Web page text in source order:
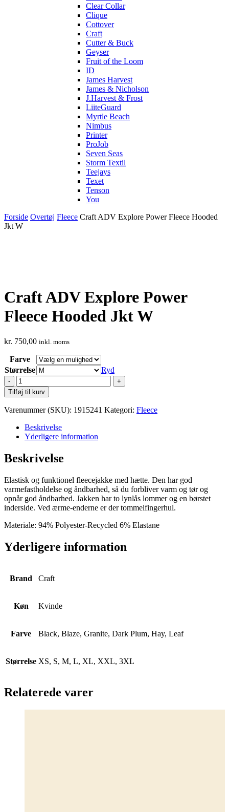
Clear Collar
Clique
Cottover
Craft
Cutter & Buck
Geyser
Fruit of the Loom
ID
James Harvest
James & Nicholson
J.Harvest & Frost
LiiteGuard
Myrtle Beach
Nimbus
Printer
ProJob
Seven Seas
Storm Textil
Teejays
Texet
Tenson
You
Forside Overtøj Fleece Craft ADV Explore Power Fleece Hooded
Jkt W
Craft ADV Explore Power
Fleece Hooded Jkt W
kr. 750,00 inkl. moms
Farve
Størrelse
Ryd
Craft
ADV
Explore
Power
Hooded
Jkt
antal
Tilføj til kurv
Varenummer (SKU): 1915241 Kategori: Fleece
Beskrivelse
Yderligere information
Beskrivelse
Elastisk og funktionel fleecejakke med hætte. Den har god
varmefastholdelse og åndbarhed, så du forbliver varm og tør og
opnår god åndbarhed. Jakken har to lynlås lommer og en børstet
inderside. Ved ærme-enderne er der tommelfingerhul.
Materiale: 94% Polyester-Recycled 6% Elastane
Yderligere information
Brand Craft
Køn Kvinde
Farve Black, Blaze, Granite, Dark Plum, Hay, Leaf
Størrelse XS, S, M, L, XL, XXL, 3XL
Relaterede varer